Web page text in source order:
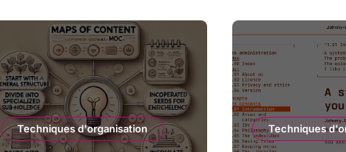
Techniques d'organisation Techniques